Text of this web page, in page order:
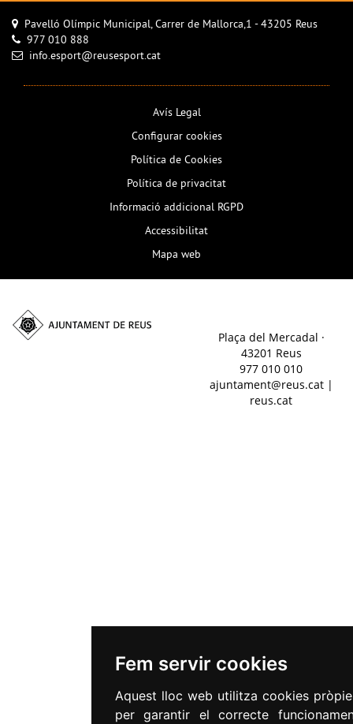
Fem servir cookies
Aquest lloc web utilitza cookies
per garantir el correcte
Pavelló Olímpic Municipal, Carrer de Mallorca,1 - 43205 Reus
977 010 888
info.esport@reusesport.cat
Avís Legal
Configurar cookies
Política de Cookies
Política de privacitat
Informació addicional RGPD
Accessibilitat
Mapa web
Plaça del Mercadal ·
43201 Reus
977 010 010
ajuntament@reus.cat|
reus.cat